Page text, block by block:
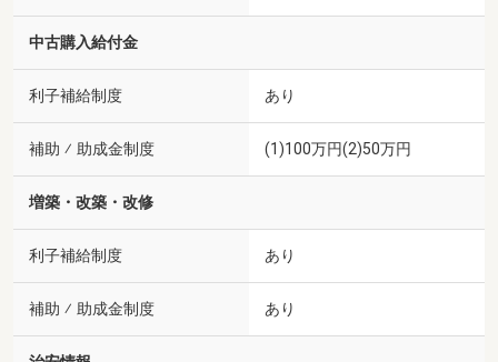
中古購入給付金
利子補給制度 あり
補助 ⁄ 助成金制度 (1)100万円(2)50万円
増築・改築・改修
利子補給制度 あり
補助 ⁄ 助成金制度 あり